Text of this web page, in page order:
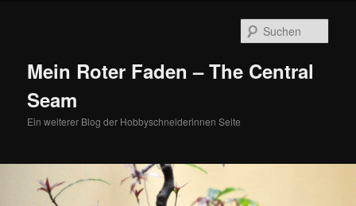
Mein Roter Faden – The Central
Seam
Ein weiterer Blog der Hobbyschneiderinnen Seite